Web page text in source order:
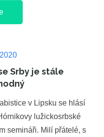
Srby je stále
v Lipsku se hlásí
lužickosrbské
semináři. Milí přátelé, s